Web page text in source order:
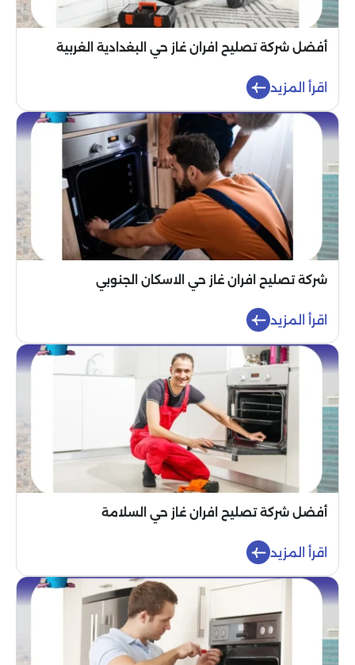
أفضل شركة تصليح افران غاز حي البغدادية الغربية
اقرأ المزيد
شركة تصليح افران غاز حي الاسكان الجنوبي
اقرأ المزيد
أفضل شركة تصليح افران غاز حي السلامة
اقرأ المزيد